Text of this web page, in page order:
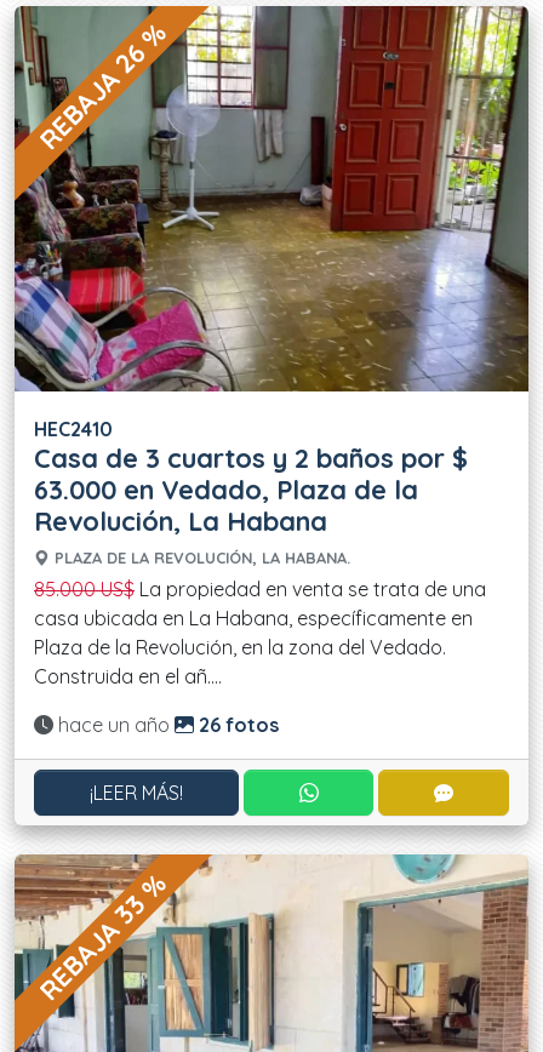
REBAJA 26 %
HEC2410
Casa de 3 cuartos y 2 baños por $
63.000 en Vedado, Plaza de la
Revolución, La Habana
PLAZA DE LA REVOLUCIÓN, LA HABANA.
85.000 US$ La propiedad en venta se trata de una
casa ubicada en La Habana, específicamente en
Plaza de la Revolución, en la zona del Vedado.
Construida en el añ....
Actualizado:
hace un año 26 fotos
¡LEER MÁS! CONTACTAR POR
REBAJA 33 %